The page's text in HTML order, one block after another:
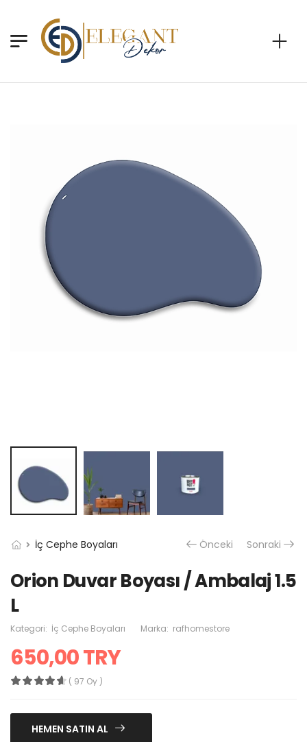
İç Cephe Boyaları Önceki Sonraki
Orion Duvar Boyası / Ambalaj 1.5
L
Kategori: İç Cephe Boyaları Marka: rafhomestore
650,00 TRY
( 97 Oy )
HEMEN SATIN AL